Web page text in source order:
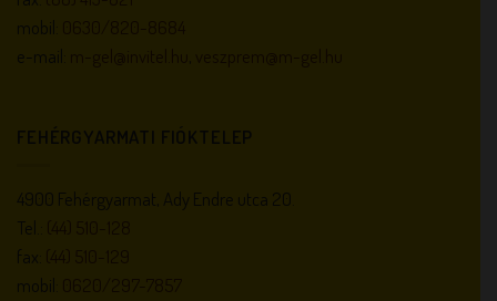
mobil:
e-mail:
FEHÉRGYARMATI FIÓKTELEP
4900 Fehérgyarmat, Ady Endre utca 20.
Tel.:
fax:
mobil: